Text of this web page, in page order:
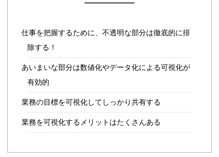
仕事を把握するために、不透明な部分は徹底的に排
除する！
あいまいな部分は数値化やデータ化による可視化が
有効的
業務の目標を可視化してしっかり共有する
業務を可視化するメリットはたくさんある